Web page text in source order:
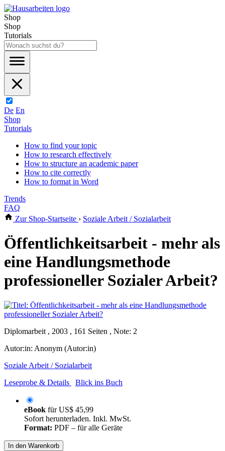
Shop
Shop
Tutorials
De En
Shop
Tutorials
How to find your topic
How to research effectively
How to structure an academic paper
How to cite correctly
How to format in Word
Trends
FAQ
Zur Shop-Startseite › Soziale Arbeit / Sozialarbeit
Öffentlichkeitsarbeit - mehr als
eine Handlungsmethode
professioneller Sozialer Arbeit?
Diplomarbeit , 2003 , 161 Seiten , Note: 2
Autor:in: Anonym (Autor:in)
Soziale Arbeit / Sozialarbeit
Leseprobe & Details
Blick ins Buch
eBook fürUS$ 45,99
Sofort herunterladen. Inkl. MwSt.
Format: PDF – für alle Geräte
In den Warenkorb